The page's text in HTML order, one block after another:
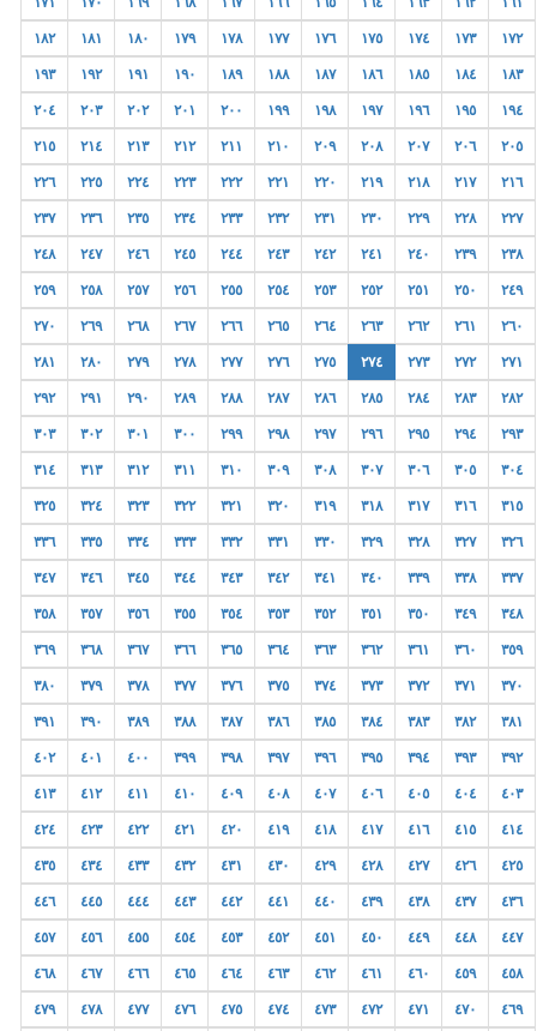
١٧٢ ١٧٣ ١٧٤ ١٧٥ ١٧٦ ١٧٧ ١٧٨ ١٧٩ ١٨٠ ١٨١ ١٨٢
١٨٣ ١٨٤ ١٨٥ ١٨٦ ١٨٧ ١٨٨ ١٨٩ ١٩٠ ١٩١ ١٩٢ ١٩٣
١٩٤ ١٩٥ ١٩٦ ١٩٧ ١٩٨ ١٩٩ ٢٠٠ ٢٠١ ٢٠٢ ٢٠٣ ٢٠٤
٢٠٥ ٢٠٦ ٢٠٧ ٢٠٨ ٢٠٩ ٢١٠ ٢١١ ٢١٢ ٢١٣ ٢١٤ ٢١٥
٢١٦ ٢١٧ ٢١٨ ٢١٩ ٢٢٠ ٢٢١ ٢٢٢ ٢٢٣ ٢٢٤ ٢٢٥ ٢٢٦
٢٢٧ ٢٢٨ ٢٢٩ ٢٣٠ ٢٣١ ٢٣٢ ٢٣٣ ٢٣٤ ٢٣٥ ٢٣٦ ٢٣٧
٢٣٨ ٢٣٩ ٢٤٠ ٢٤١ ٢٤٢ ٢٤٣ ٢٤٤ ٢٤٥ ٢٤٦ ٢٤٧ ٢٤٨
٢٤٩ ٢٥٠ ٢٥١ ٢٥٢ ٢٥٣ ٢٥٤ ٢٥٥ ٢٥٦ ٢٥٧ ٢٥٨ ٢٥٩
٢٦٠ ٢٦١ ٢٦٢ ٢٦٣ ٢٦٤ ٢٦٥ ٢٦٦ ٢٦٧ ٢٦٨ ٢٦٩ ٢٧٠
٢٧١ ٢٧٢ ٢٧٣ ٢٧٤ ٢٧٥ ٢٧٦ ٢٧٧ ٢٧٨ ٢٧٩ ٢٨٠ ٢٨١
٢٨٢ ٢٨٣ ٢٨٤ ٢٨٥ ٢٨٦ ٢٨٧ ٢٨٨ ٢٨٩ ٢٩٠ ٢٩١ ٢٩٢
٢٩٣ ٢٩٤ ٢٩٥ ٢٩٦ ٢٩٧ ٢٩٨ ٢٩٩ ٣٠٠ ٣٠١ ٣٠٢ ٣٠٣
٣٠٤ ٣٠٥ ٣٠٦ ٣٠٧ ٣٠٨ ٣٠٩ ٣١٠ ٣١١ ٣١٢ ٣١٣ ٣١٤
٣١٥ ٣١٦ ٣١٧ ٣١٨ ٣١٩ ٣٢٠ ٣٢١ ٣٢٢ ٣٢٣ ٣٢٤ ٣٢٥
٣٢٦ ٣٢٧ ٣٢٨ ٣٢٩ ٣٣٠ ٣٣١ ٣٣٢ ٣٣٣ ٣٣٤ ٣٣٥ ٣٣٦
٣٣٧ ٣٣٨ ٣٣٩ ٣٤٠ ٣٤١ ٣٤٢ ٣٤٣ ٣٤٤ ٣٤٥ ٣٤٦ ٣٤٧
٣٤٨ ٣٤٩ ٣٥٠ ٣٥١ ٣٥٢ ٣٥٣ ٣٥٤ ٣٥٥ ٣٥٦ ٣٥٧ ٣٥٨
٣٥٩ ٣٦٠ ٣٦١ ٣٦٢ ٣٦٣ ٣٦٤ ٣٦٥ ٣٦٦ ٣٦٧ ٣٦٨ ٣٦٩
٣٧٠ ٣٧١ ٣٧٢ ٣٧٣ ٣٧٤ ٣٧٥ ٣٧٦ ٣٧٧ ٣٧٨ ٣٧٩ ٣٨٠
٣٨١ ٣٨٢ ٣٨٣ ٣٨٤ ٣٨٥ ٣٨٦ ٣٨٧ ٣٨٨ ٣٨٩ ٣٩٠ ٣٩١
٣٩٢ ٣٩٣ ٣٩٤ ٣٩٥ ٣٩٦ ٣٩٧ ٣٩٨ ٣٩٩ ٤٠٠ ٤٠١ ٤٠٢
٤٠٣ ٤٠٤ ٤٠٥ ٤٠٦ ٤٠٧ ٤٠٨ ٤٠٩ ٤١٠ ٤١١ ٤١٢ ٤١٣
٤١٤ ٤١٥ ٤١٦ ٤١٧ ٤١٨ ٤١٩ ٤٢٠ ٤٢١ ٤٢٢ ٤٢٣ ٤٢٤
٤٢٥ ٤٢٦ ٤٢٧ ٤٢٨ ٤٢٩ ٤٣٠ ٤٣١ ٤٣٢ ٤٣٣ ٤٣٤ ٤٣٥
٤٣٦ ٤٣٧ ٤٣٨ ٤٣٩ ٤٤٠ ٤٤١ ٤٤٢ ٤٤٣ ٤٤٤ ٤٤٥ ٤٤٦
٤٤٧ ٤٤٨ ٤٤٩ ٤٥٠ ٤٥١ ٤٥٢ ٤٥٣ ٤٥٤ ٤٥٥ ٤٥٦ ٤٥٧
٤٥٨ ٤٥٩ ٤٦٠ ٤٦١ ٤٦٢ ٤٦٣ ٤٦٤ ٤٦٥ ٤٦٦ ٤٦٧ ٤٦٨
٤٦٩ ٤٧٠ ٤٧١ ٤٧٢ ٤٧٣ ٤٧٤ ٤٧٥ ٤٧٦ ٤٧٧ ٤٧٨ ٤٧٩